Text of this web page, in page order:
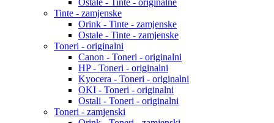
Ostale - Tinte - originalne
Tinte - zamjenske
Orink - Tinte - zamjenske
Ostale - Tinte - zamjenske
Toneri - originalni
Canon - Toneri - originalni
HP - Toneri - originalni
Kyocera - Toneri - originalni
OKI - Toneri - originalni
Ostali - Toneri - originalni
Toneri - zamjenski